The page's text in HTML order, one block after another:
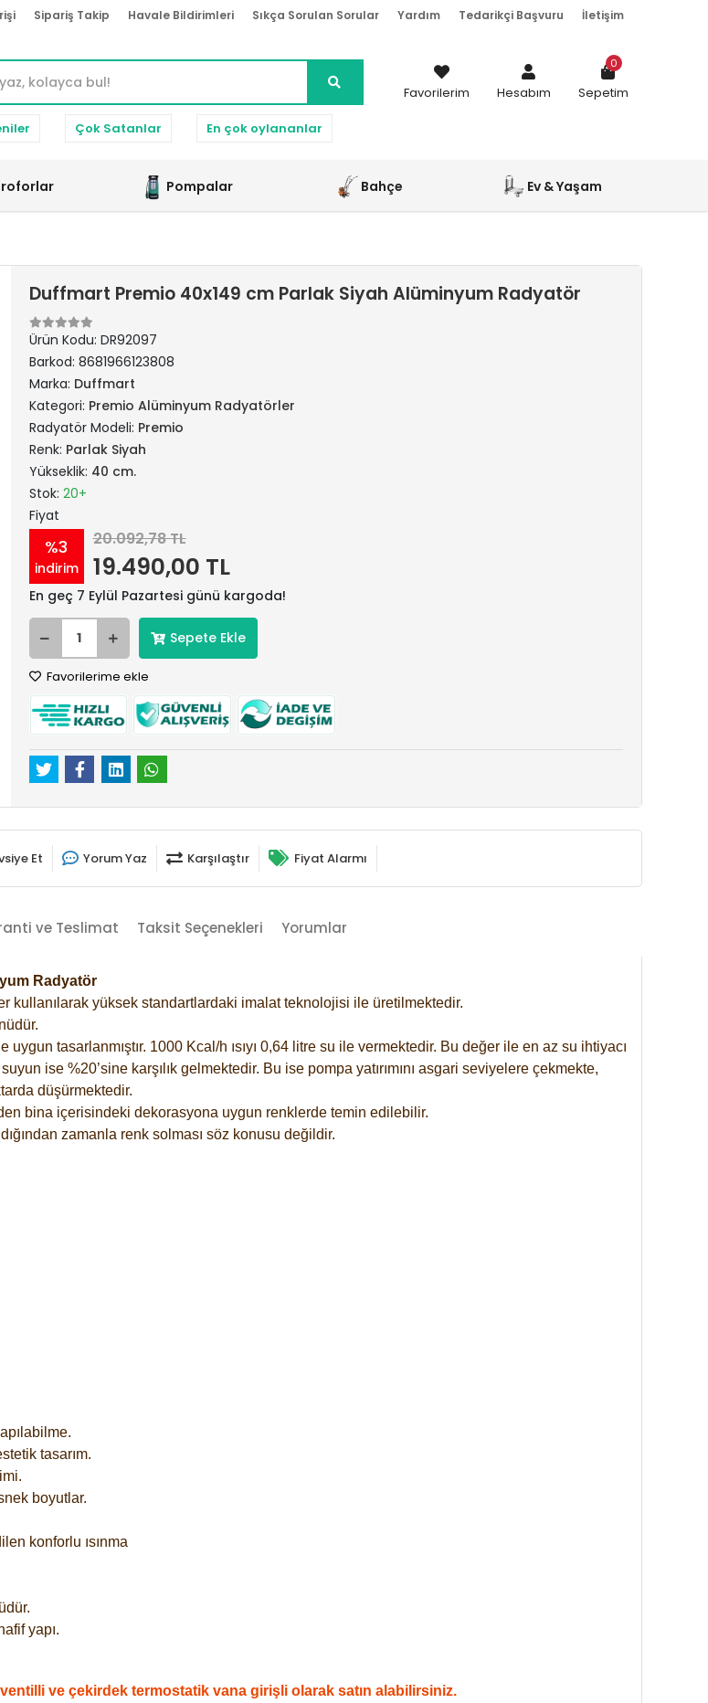
Sipariş Takip Havale Bildirimleri Sıkça Sorulan Sorular Yardım Tedarikçi Başvuru İletişim
Çok Satanlar En çok oylananlar
Favorilerim Hesabım Sepetim
0
Pompalar Bahçe Ev & Yaşam
Duffmart Premio 40x149 cm Parlak Siyah Alüminyum Radyatör
Ürün Kodu: DR92097
Barkod: 8681966123808
Marka: Duffmart
Kategori: Premio Alüminyum Radyatörler
Radyatör Modeli: Premio
Renk: Parlak Siyah
Yükseklik: 40 cm.
Stok: 20+
Fiyat
%3
indirim
20.092,78 TL
19.490,00 TL
En geç 7 Eylül Pazartesi günü kargoda!
Sepete Ekle
Favorilerime ekle
Et Yorum Yaz Karşılaştır Fiyat Alarmı
ve Teslimat Taksit Seçenekleri Yorumlar
Radyatör
kullanılarak yüksek standartlardaki imalat teknolojisi ile üretilmektedir.
tasarlanmıştır. 1000 Kcal/h ısıyı 0,64 litre su ile vermektedir. Bu değer ile en az su ihtiyacı
ise %20’sine karşılık gelmektedir. Bu ise pompa yatırımını asgari seviyelere çekmekte,
düşürmektedir.
bina içerisindeki dekorasyona uygun renklerde temin edilebilir.
zamanla renk solması söz konusu değildir.
tasarım.
boyutlar.
konforlu ısınma
yapı.
ve çekirdek termostatik vana girişli olarak satın alabilirsiniz.